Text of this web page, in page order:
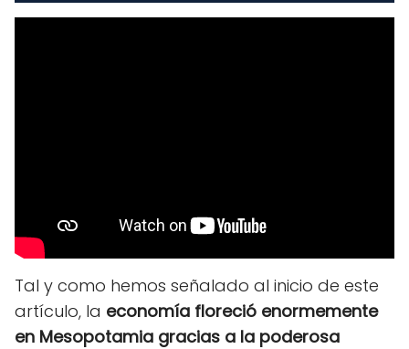
Tal y como hemos señalado al inicio de este
artículo, la economía floreció enormemente
en Mesopotamia gracias a la poderosa